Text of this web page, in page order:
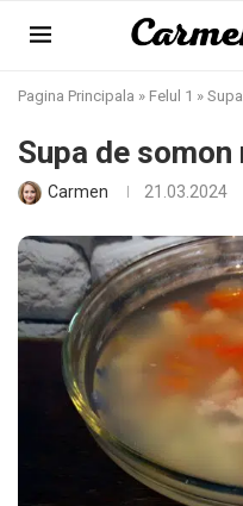
Pagina Principala » Felul 1 »
Supa de somon
Carmen 21.03.2024